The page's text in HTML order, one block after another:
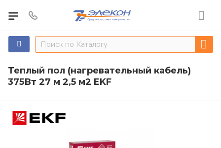
Теплый пол (нагревательный кабель)
375Вт 27 м 2,5 м2 EKF